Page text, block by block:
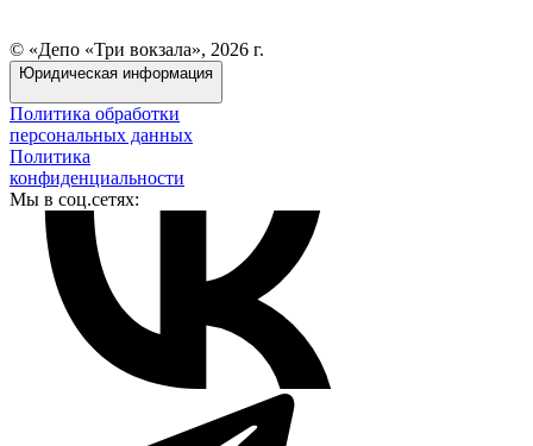
© «Депо «Три вокзала», 2026 г.
Юридическая информация
Политика обработки
персональных данных
Политика
конфиденциальности
Мы в соц.сетях: